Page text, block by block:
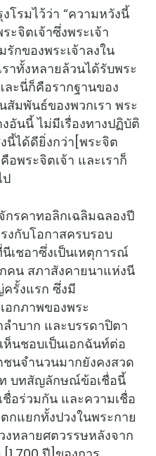
โรมไว้ว่า “ความหวังนี้
ะจิตเจ้าซึ่งพระเจ้า
รักของพระเจ้าลงใน
ราทั้งหลายล้วนได้รับพระ
ะนี่ก็คือรากฐานของ
สัมพันธ์ของพวกเรา พระ
อันนี้ ไม่มีเรื่องทางปฏิบัติ
นี้ได้ดียิ่งกว่า[พระจิต
อพระจิตเจ้า และเราก็
ป
าทอลิกเฉลิมฉลองปี
งกับโอกาสครบรอบ
เชอาซึ่งเป็นเหตุการณ์
น สภาสังคายนาแห่งนี
ครั้งแรก ซึ่งมี
อกภาพของพระ
ำบาก และบรรดาปิตา
ห็นชอบเป็นเอกฉันท์ต่อ
นจำนวนมากยังคงสวด
บทสัญลักษณ์ข้อเชื่อนี้
อร่วมกัน และความเชื่อ
กแยกทั้งปวงในพระกาย
งหลายศตวรรษหลังจาก